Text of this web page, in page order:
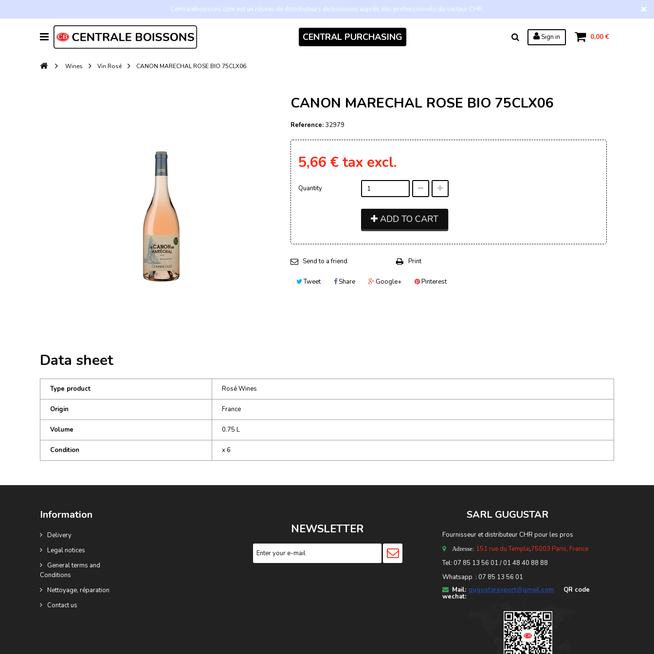
Centraleboissons.com est un réseau de distributeurs de boissons auprès des professionnels du secteur CHR.
0,00 €
Sign in
CENTRAL PURCHASING
Wines Vin Rosé CANON MARECHAL ROSE BIO 75CLX06
CANON MARECHAL ROSE BIO 75CLX06
Reference:32979
5,66 € tax excl.
Quantity
ADD TO CART
Send to a friend Print
Tweet Share Google+ Pinterest
Data sheet
Type product Rosé Wines
Origin France
Volume 0.75 L
Condition x 6
Information
Delivery
Legal notices
General terms and
Conditions
Nettoyage, réparation
Contact us
NEWSLETTER
SARL GUGUSTAR
Fournisseur et distributeur CHR pour les pros
Adresse: 151 rue du Temple,75003 Paris, France
Tel: 07 85 13 56 01 / 01 48 40 88 88
Whatsapp : 07 85 13 56 01
Mail: gugustarexport@gmail.comQR code
wechat: